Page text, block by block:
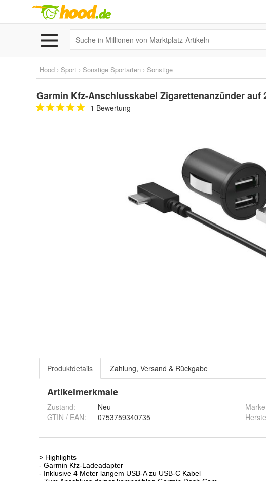
Hood › Sport › Sonstige Sportarten › Sonstige
Garmin Kfz-Anschlusskabel Zigarettenanzünder auf
1 Bewertung
Produktdetails Zahlung, Versand & Rückgabe
Artikelmerkmale
Zustand:
Neu
GTIN / EAN:
0753759340735